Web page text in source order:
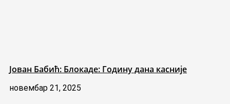
Јован Бабић: Блокаде: Годину дана касније
новембар 21, 2025